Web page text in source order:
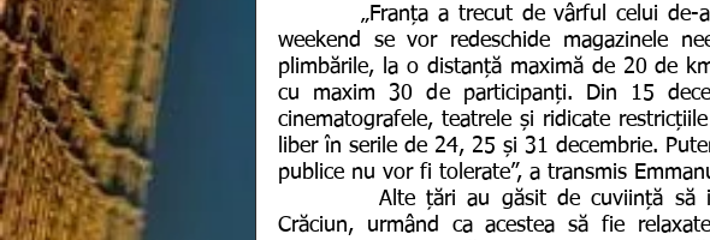
         „Franța a trecut de vârful celui de-al doilea val al pandemiei. În acest
weekend se vor redeschide magazinele
plimbările, la o distanță maximă de 20 de
cu maxim 30 de participanți. Din 15
cinematografele, teatrele și ridicate
liber în serile de 24, 25 și 31 decembrie.
publice nu vor fi tolerate”, a transmis
Crăciun, urmând ca acestea să fie